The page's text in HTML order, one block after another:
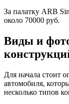
За палатку ARB
около 70000 руб.
Виды и
Для начала стоит
автомобиля,
несколько типов